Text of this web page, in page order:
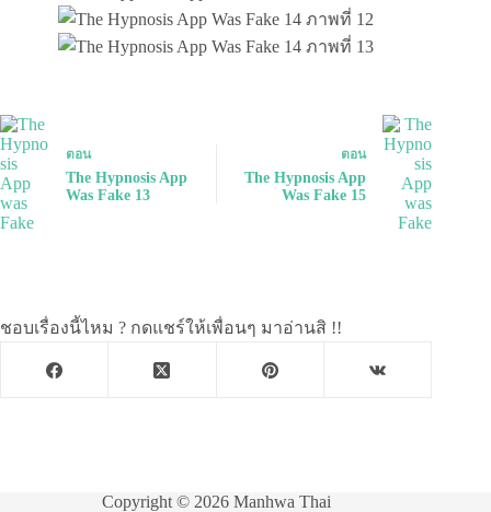
ตอน
The Hypnosis App
Was Fake 13
ตอน
The Hypnosis App
Was Fake 15
ชอบเรื่องนี้ไหม ? กดแชร์ให้เพื่อนๆ มาอ่านสิ !!
Copyright © 2026 Manhwa Thai